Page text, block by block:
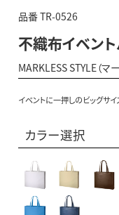
品番 TR-0526
不織布イベン
MARKLESS STYLE（マ
イベントに一押しのビッグサ
カラー選択